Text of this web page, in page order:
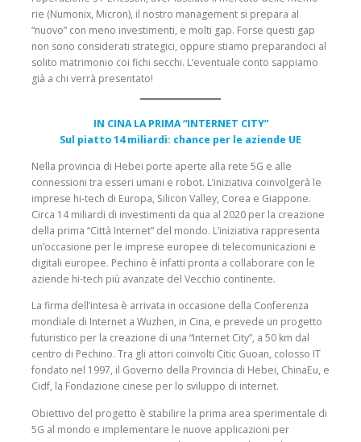
rie (Numonix, Micron), il nostro management si prepara al
“nuovo” con meno investimenti, e molti gap. Forse questi gap
non sono considerati strategici, oppure stiamo preparandoci al
solito matrimonio coi fichi sec­chi. L’eventuale conto sap­piamo
già a chi verrà presentato!
IN CINA LA PRIMA “INTERNET CITY”
Sul piatto 14 miliardi: chance per le aziende UE
Nella provincia di Hebei porte aperte alla rete 5G e alle
connessioni tra esseri umani e robot. L’iniziativa coinvolgerà le
imprese hi-tech di Europa, Silicon Valley, Corea e Giappone.
Circa 14 miliardi di investimenti da qua al 2020 per la cre­azione
della prima “Città Internet” del mondo. L’iniziativa rappresenta
un’occasione per le imprese europee di teleco­municazioni e
digitali europee. Pechino è infatti pronta a collaborare con le
aziende hi-tech più avanzate del Vecchio continente.
La firma dell’intesa è arrivata in occasione della Conferenza
mondiale di Internet a Wuzhen, in Cina, e prevede un progetto
futuristico per la creazione di una “Internet City”, a 50 km dal
centro di Pechino. Tra gli attori coinvolti Citic Guoan, colosso IT
fondato nel 1997, il Governo della Provincia di Hebei, ChinaEu, e
Cidf, la Fondazione cinese per lo svi­luppo di internet.
Obiettivo del progetto è stabilire la prima area sperimentale di
5G al mondo e implementare le nuove applicazioni per